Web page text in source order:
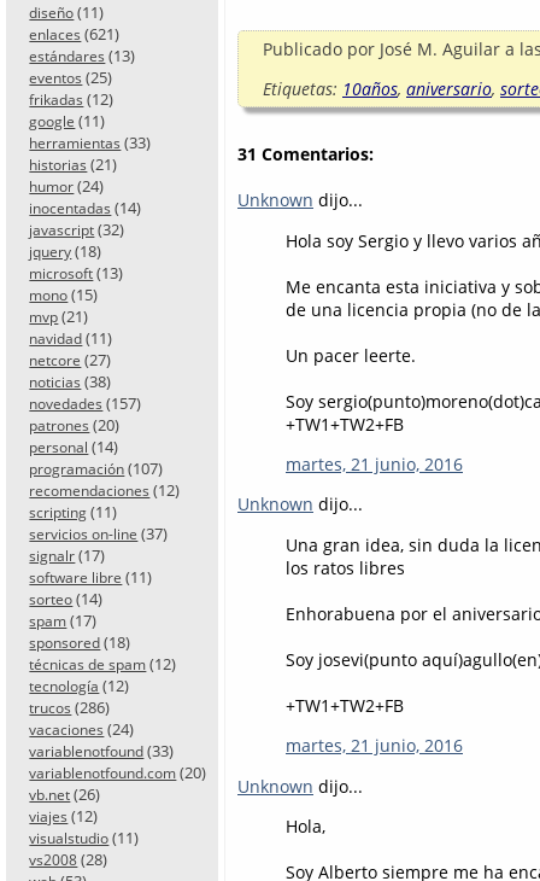
diseño (11)
enlaces (621)
estándares (13)
eventos (25)
frikadas (12)
google (11)
herramientas (33)
historias (21)
humor (24)
inocentadas (14)
javascript (32)
jquery (18)
microsoft (13)
mono (15)
mvp (21)
navidad (11)
netcore (27)
noticias (38)
novedades (157)
patrones (20)
personal (14)
programación (107)
recomendaciones (12)
scripting (11)
servicios on-line (37)
signalr (17)
software libre (11)
sorteo (14)
spam (17)
sponsored (18)
técnicas de spam (12)
tecnología (12)
trucos (286)
vacaciones (24)
variablenotfound (33)
variablenotfound.com (20)
vb.net (26)
viajes (12)
visualstudio (11)
vs2008 (28)
Publicado por José M. Aguilar a
Etiquetas: 10años, aniversario,
31 Comentarios:
Unknown dijo...
Hola soy Sergio y llevo varios
Me encanta esta iniciativa y
de una licencia propia (no de
Un pacer leerte.
Soy
+TW1+TW2+FB
martes, 21 junio, 2016
Unknown dijo...
Una gran idea, sin duda la
los ratos libres
Enhorabuena por el
Soy josevi(punto
+TW1+TW2+FB
martes, 21 junio, 2016
Unknown dijo...
Hola,
Soy Alberto siempre me ha